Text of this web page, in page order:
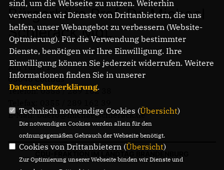
Bürgerbüro Prof. Dr. Michael
Schierack MdL
Am Turm 14
03046 Cottbus
Telefon: 0355 / 289 162 38
E-Mail: buero@michaelschierack.de
sind, um die Webseite zu nutzen. Weiterhin
verwenden wir Dienste von Drittanbietern, die uns
helfen, unser Webangebot zu verbessern (Website-
Optmierung). Für die Verwendung bestimmter
Dienste, benötigen wir Ihre Einwilligung. Ihre
Einwilligung können Sie jederzeit widerrufen. Weitere
Informationen finden Sie in unserer
Datenschutzerklärung.
Technisch notwendige Cookies (Übersicht)
Die notwendigen Cookies werden allein für den
ordnungsgemäßen Gebrauch der Webseite benötigt.
Cookies von Drittanbietern (Übersicht)
Zur Optimierung unserer Webseite binden wir Dienste und